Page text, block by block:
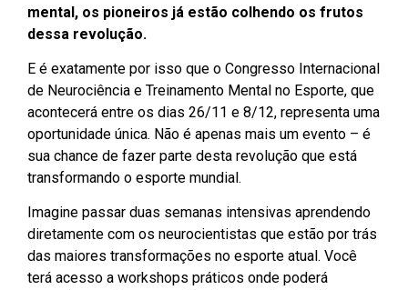
mental, os pioneiros já estão colhendo os frutos
dessa revolução.
E é exatamente por isso que o Congresso Internacional
de Neurociência e Treinamento Mental no Esporte, que
acontecerá entre os dias 26/11 e 8/12, representa uma
oportunidade única. Não é apenas mais um evento – é
sua chance de fazer parte desta revolução que está
transformando o esporte mundial.
Imagine passar duas semanas intensivas aprendendo
diretamente com os neurocientistas que estão por trás
das maiores transformações no esporte atual. Você
terá acesso a workshops práticos onde poderá